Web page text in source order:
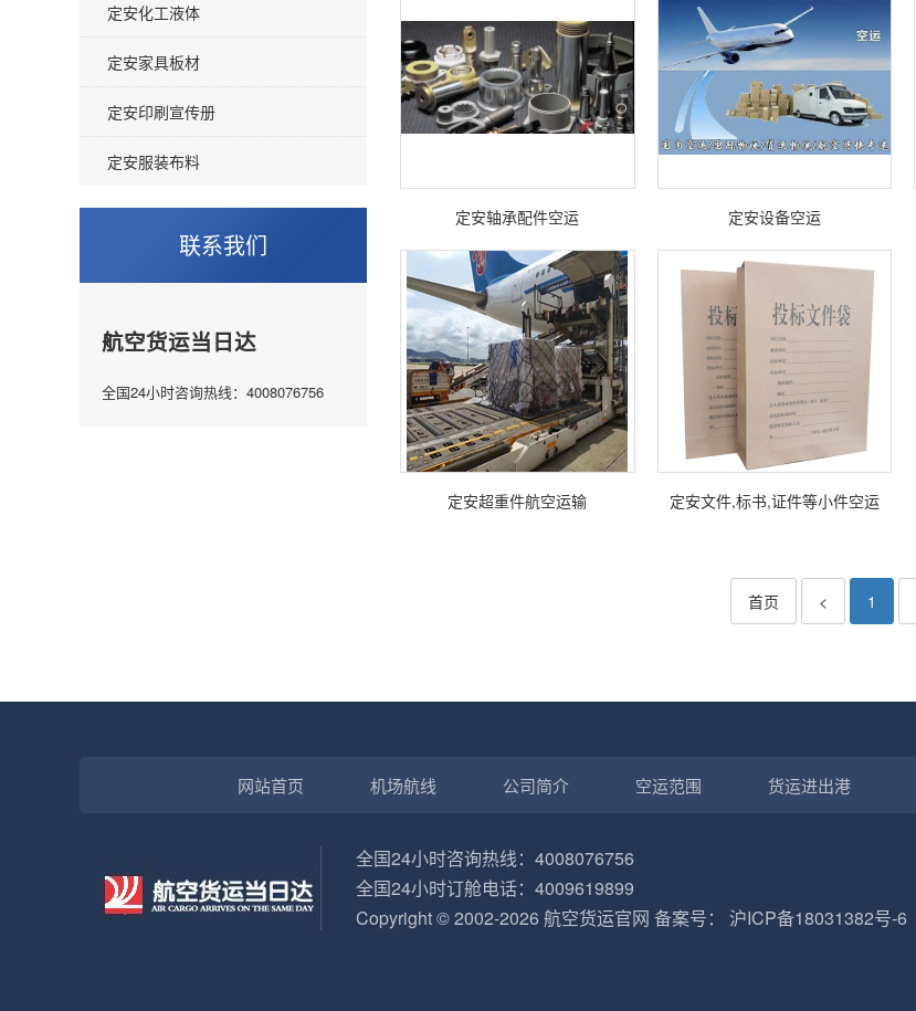
定安化工液体
定安家具板材
定安印刷宣传册
定安服装布料
联系我们
航空货运当日达
全国24小时咨询热线：4008076756
定安轴承配件空运 定安设备空运
定安超重件航空运输 定安文件,标书,证件等小件空运
首页 < 1
网站首页 机场航线 公司简介 空运范围 货运进出港
全国24小时咨询热线：4008076756
全国24小时订舱电话：4009619899
Copyright © 2002-2026 航空货运官网 备案号： 沪ICP备18031382号-6